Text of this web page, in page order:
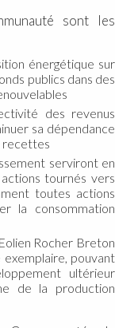
sont les
énergétique sur
publics dans des
des revenus
sa dépendance
recettes
serviront en
tournés vers
toutes actions
la consommation
Rocher Breton
pouvant
ultérieur
de la production